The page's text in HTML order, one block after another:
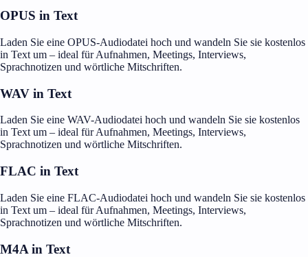
OPUS in Text
Laden Sie eine OPUS-Audiodatei hoch und wandeln Sie sie kostenlos
in Text um – ideal für Aufnahmen, Meetings, Interviews,
Sprachnotizen und wörtliche Mitschriften.
WAV in Text
Laden Sie eine WAV-Audiodatei hoch und wandeln Sie sie kostenlos
in Text um – ideal für Aufnahmen, Meetings, Interviews,
Sprachnotizen und wörtliche Mitschriften.
FLAC in Text
Laden Sie eine FLAC-Audiodatei hoch und wandeln Sie sie kostenlos
in Text um – ideal für Aufnahmen, Meetings, Interviews,
Sprachnotizen und wörtliche Mitschriften.
M4A in Text